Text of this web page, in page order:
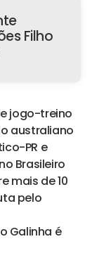
Filho
jogo-treino
australiano
PR e
Brasileiro
mais de 10
pelo
Galinha é